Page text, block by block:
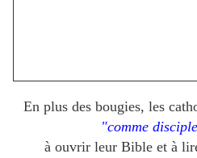
En plus des bougies, les
"comme
à ouvrir leur Bible et à